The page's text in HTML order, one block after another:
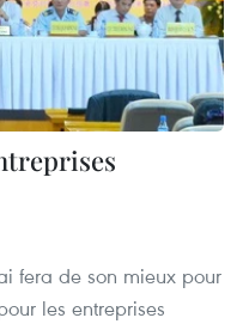
fera de son mieux pour
les entreprises